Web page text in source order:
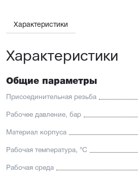
Характеристики
Характеристики
Общие параметры
Присоединительная резьба
Рабочее давление, бар
Материал корпуса
Рабочая температура, °С
Рабочая среда